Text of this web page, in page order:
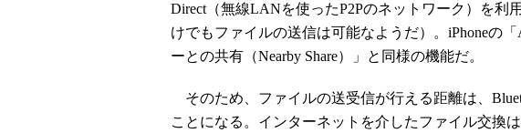
Direct（無線LANを使ったP2Pのネットワーク）を利
けでもファイルの送信は可能なようだ）。iPhoneの
ーとの共有（Nearby Share）」と同様の機能だ。
そのため、ファイルの送受信が行える距離は、
ことになる。インターネットを介したファイル交換